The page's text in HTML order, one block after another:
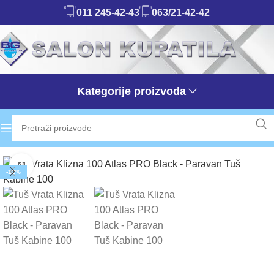
011 245-42-43 063/21-42-42
Kategorije proizvoda
-12%
Klikni da uvećaš